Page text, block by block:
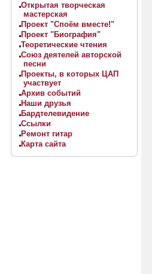
Открытая творческая
мастерская
Проект "Споём вместе!"
Проект "Биография"
Теоретические чтения
Союз деятелей авторской
песни
Проекты, в которых ЦАП
участвует
Архив событий
Наши друзья
Бардтелевидение
Ссылки
Ремонт гитар
Карта сайта